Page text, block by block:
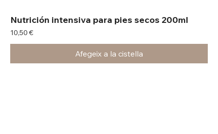
Nutrición intensiva para pies secos 200ml
Preu
10,50 €
Afegeix a la cistella